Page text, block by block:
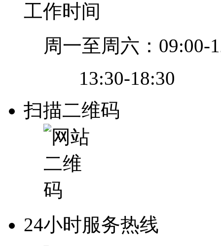
工作时间
周一至周六：09:00-
13:30-18:30
扫描二维码
24小时服务热线